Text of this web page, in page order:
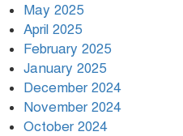
অদৃশ্য ক্ষত
May 2025
April 2025
February 2025
January 2025
December 2024
November 2024
October 2024